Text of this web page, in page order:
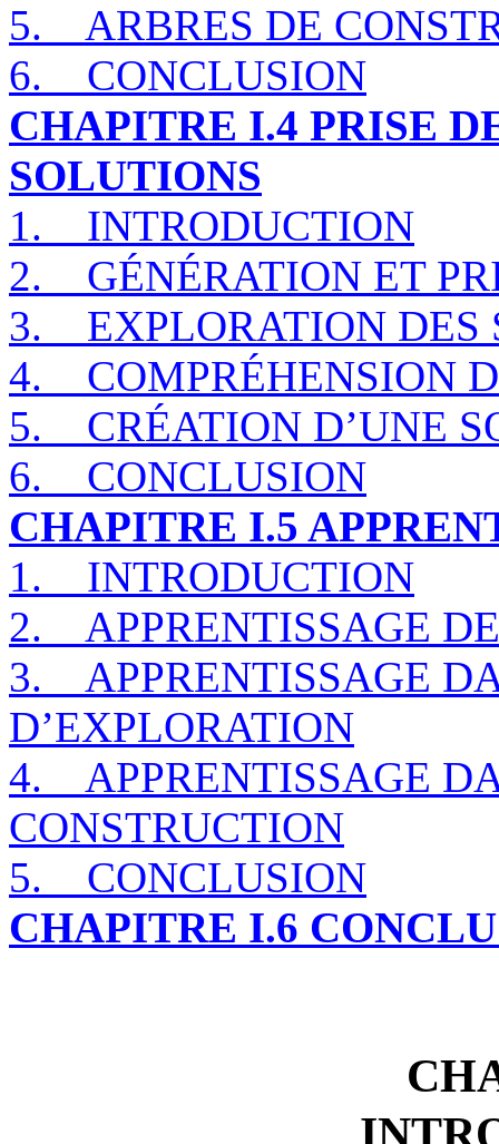
5.
ARBRES DE
6.
CONCLUSION
CHAPITRE I.4 PRISE
SOLUTIONS
1.
INTRODUCTION
2.
GÉNÉRATION ET
3.
EXPLORATION DES
4.
COMPRÉHENSION
5.
CRÉATION D’UNE
6.
CONCLUSION
CHAPITRE I.5
1.
INTRODUCTION
2.
APPRENTISSAGE
3.
APPRENTISSAGE
D’EXPLORATION
4.
APPRENTISSAGE
CONSTRUCTION
5.
CONCLUSION
CHAPITRE I.6